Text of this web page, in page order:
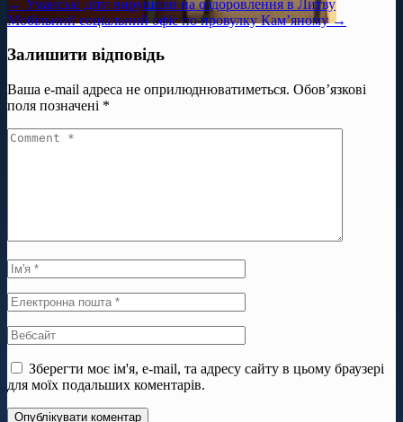
← Уманські діти вирушили на оздоровлення в Литву
Мобільний соціальний офіс по провулку Кам’яному →
Залишити відповідь
Ваша e-mail адреса не оприлюднюватиметься. Обов’язкові
поля позначені *
Зберегти моє ім'я, e-mail, та адресу сайту в цьому браузері
для моїх подальших коментарів.